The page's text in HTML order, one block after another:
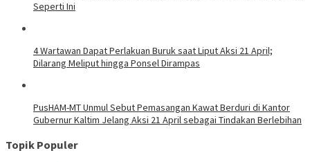
Seperti Ini
4 Wartawan Dapat Perlakuan Buruk saat Liput Aksi 21 April;
Dilarang Meliput hingga Ponsel Dirampas
PusHAM-MT Unmul Sebut Pemasangan Kawat Berduri di Kantor
Gubernur Kaltim Jelang Aksi 21 April sebagai Tindakan Berlebihan
Topik Populer